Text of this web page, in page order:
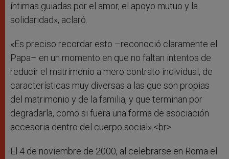
íntimas guiadas por el amor, el apoyo mutuo y la
solidaridad», aclaró.
«Es preciso recordar esto –reconoció claramente el
Papa– en un momento en que no faltan intentos de
reducir el matrimonio a mero contrato individual, de
características muy diversas a las que son propias
del matrimonio y de la familia, y que terminan por
degradarla, como si fuera una forma de asociación
accesoria dentro del cuerpo social».<br>
El 4 de noviembre de 2000, al celebrarse en Roma el